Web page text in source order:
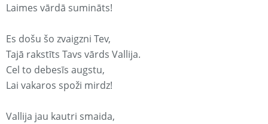
Laimes vārdā sumināts!
Es došu šo zvaigzni Tev,
Tajā rakstīts Tavs vārds Vallija.
Cel to debesīs augstu,
Lai vakaros spoži mirdz!
Vallija jau kautri smaida,